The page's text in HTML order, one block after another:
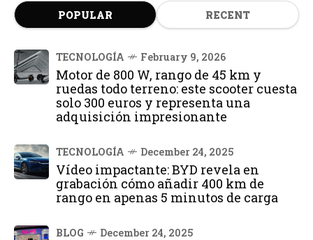
POPULAR RECENT
TECNOLOGÍA February 9, 2026
Motor de 800 W, rango de 45 km y
ruedas todo terreno: este scooter cuesta
solo 300 euros y representa una
adquisición impresionante
TECNOLOGÍA December 24, 2025
Vídeo impactante: BYD revela en
grabación cómo añadir 400 km de
rango en apenas 5 minutos de carga
BLOG December 24, 2025